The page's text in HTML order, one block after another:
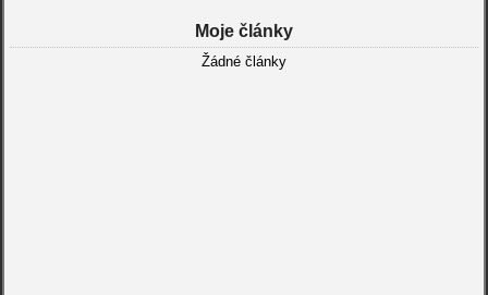
Moje články
Žádné články